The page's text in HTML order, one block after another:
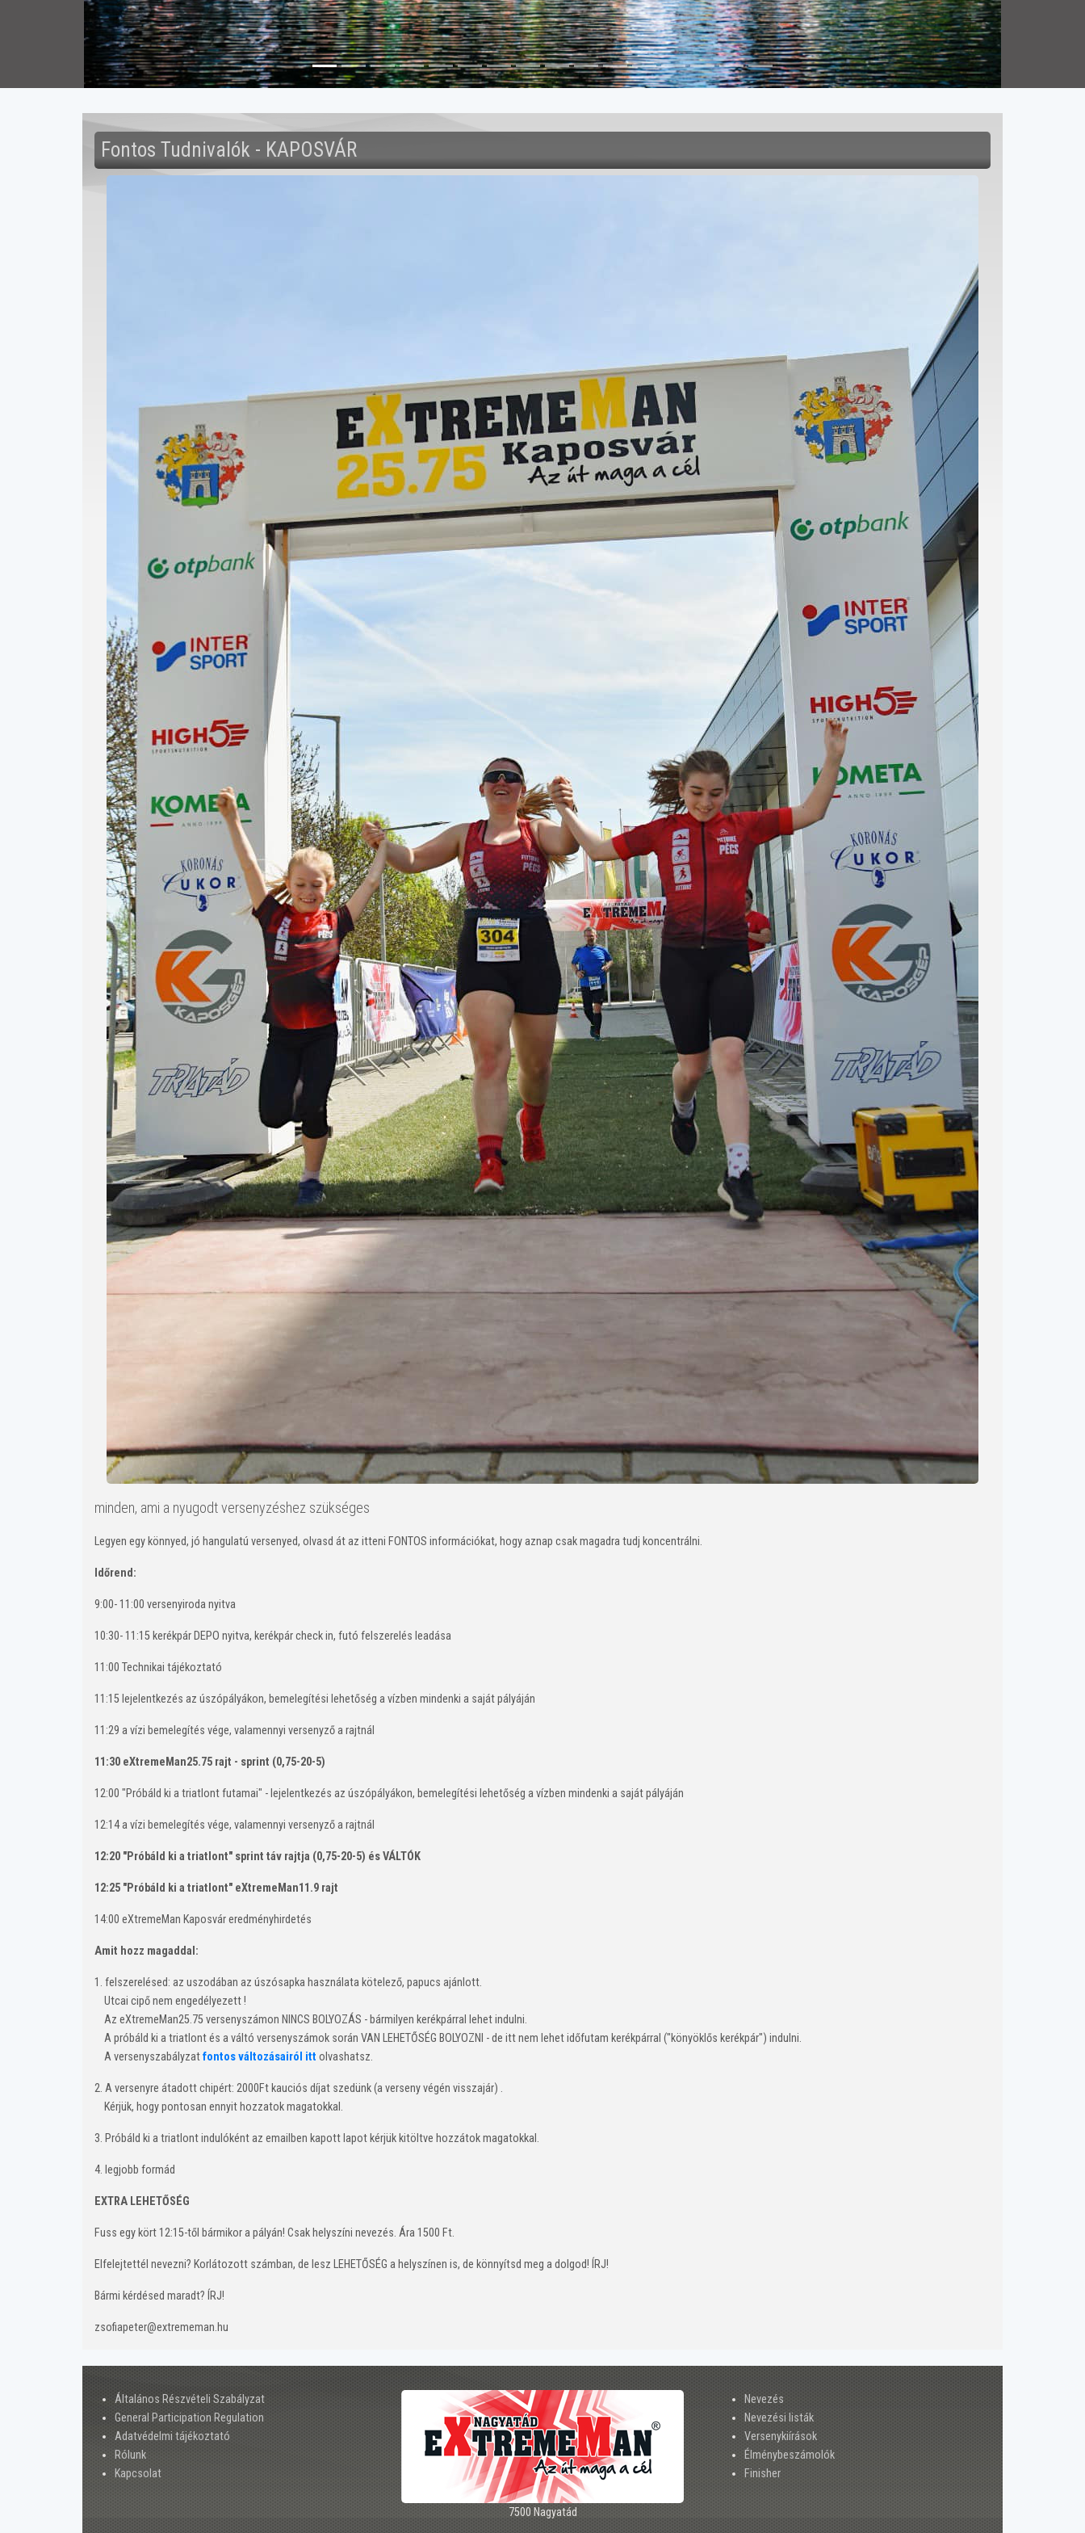
Fontos Tudnivalók - KAPOSVÁR
minden, ami a nyugodt versenyzéshez szükséges
Legyen egy könnyed, jó hangulatú versenyed, olvasd át az itteni FONTOS információkat, hogy aznap csak magadra tudj koncentrálni.
Időrend:
9:00- 11:00 versenyiroda nyitva
10:30- 11:15 kerékpár DEPO nyitva, kerékpár check in, futó felszerelés leadása
11:00 Technikai tájékoztató
11:15 lejelentkezés az úszópályákon, bemelegítési lehetőség a vízben mindenki a saját pályáján
11:29 a vízi bemelegítés vége, valamennyi versenyző a rajtnál
11:30 eXtremeMan25.75 rajt - sprint (0,75-20-5)
12:00 "Próbáld ki a triatlont futamai" - lejelentkezés az úszópályákon, bemelegítési lehetőség a vízben mindenki a saját pályáján
12:14 a vízi bemelegítés vége, valamennyi versenyző a rajtnál
12:20 "Próbáld ki a triatlont" sprint táv rajtja (0,75-20-5) és VÁLTÓK
12:25 "Próbáld ki a triatlont" eXtremeMan11.9 rajt
14:00 eXtremeMan Kaposvár eredményhirdetés
Amit hozz magaddal:
1. felszerelésed: az uszodában az úszósapka használata kötelező, papucs ajánlott.
Utcai cipő nem engedélyezett !
Az eXtremeMan25.75 versenyszámon NINCS BOLYOZÁS - bármilyen kerékpárral lehet indulni.
A próbáld ki a triatlont és a váltó versenyszámok során VAN LEHETŐSÉG BOLYOZNI - de itt nem lehet időfutam kerékpárral ("könyöklős kerékpár") indulni.
A versenyszabályzatfontos változásairól itt olvashatsz.
2. A versenyre átadott chipért: 2000Ft kauciós díjat szedünk (a verseny végén visszajár) .
Kérjük, hogy pontosan ennyit hozzatok magatokkal.
3. Próbáld ki a triatlont indulóként az emailben kapott lapot kérjük kitöltve hozzátok magatokkal.
4. legjobb formád
EXTRA LEHETŐSÉG
Fuss egy kört 12:15-től bármikor a pályán! Csak helyszíni nevezés. Ára 1500 Ft.
Elfelejtettél nevezni? Korlátozott számban, de lesz LEHETŐSÉG a helyszínen is, de könnyítsd meg a dolgod! ÍRJ!
Bármi kérdésed maradt? ÍRJ!
zsofiapeter@extrememan.hu
Általános Részvételi Szabályzat
General Participation Regulation
Adatvédelmi tájékoztató
Rólunk
Kapcsolat
7500 Nagyatád
Nevezés
Nevezési listák
Versenykiírások
Élménybeszámolók
Finisher